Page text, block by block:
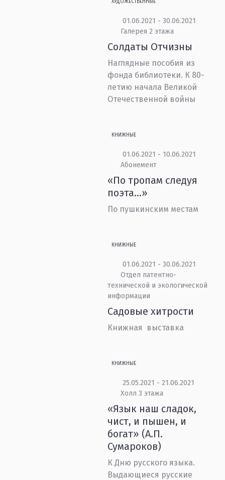
ХУДОЖЕСТВЕННЫЕ
01.06.2021 - 30.06.2021
Галерея 2 этажа
Солдаты Отчизны
Наглядные пособия из
фонда библиотеки. К 80-
летию начала Великой
Отечественной войны
КНИЖНЫЕ
01.06.2021 - 10.06.2021
Абонемент
«По тропам следуя
поэта…»
По пушкинским местам
КНИЖНЫЕ
01.06.2021 - 30.06.2021
Отдел патентно-
технической и экологической
информации
Садовые хитрости
Книжная выставка
КНИЖНЫЕ
25.05.2021 - 21.06.2021
Холл 3 этажа
«Язык наш сладок,
чист, и пышен, и
богат» (А.П.
Сумароков)
К Дню русского языка.
Выдающиеся русские